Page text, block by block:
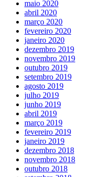
maio 2020
abril 2020
março 2020
fevereiro 2020
janeiro 2020
dezembro 2019
novembro 2019
outubro 2019
setembro 2019
agosto 2019
julho 2019
junho 2019
abril 2019
março 2019
fevereiro 2019
janeiro 2019
dezembro 2018
novembro 2018
outubro 2018